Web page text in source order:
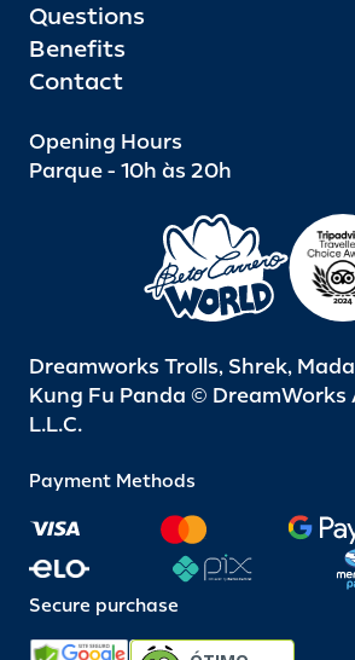
Questions
Benefits
Contact
Opening Hours
Parque - 10h às 20h
Dreamworks Trolls, Shrek,
Kung Fu Panda ©
L.L.C.
Payment Methods
Secure purchase